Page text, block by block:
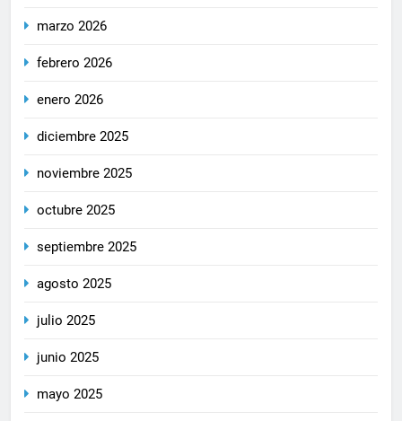
marzo 2026
febrero 2026
enero 2026
diciembre 2025
noviembre 2025
octubre 2025
septiembre 2025
agosto 2025
julio 2025
junio 2025
mayo 2025